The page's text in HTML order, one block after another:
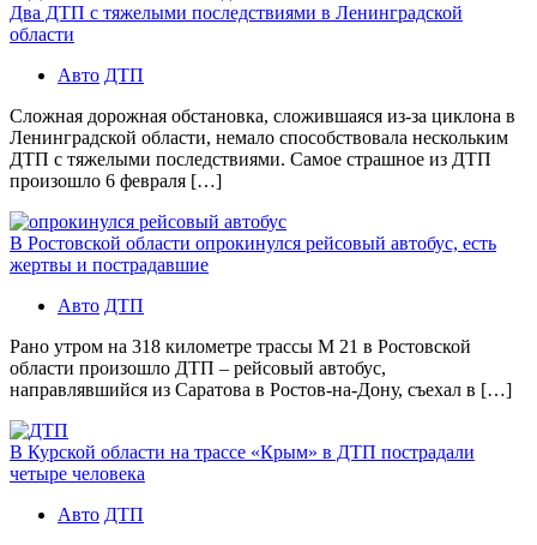
Два ДТП с тяжелыми последствиями в Ленинградской
области
Авто ДТП
Сложная дорожная обстановка, сложившаяся из-за циклона в
Ленинградской области, немало способствовала нескольким
ДТП с тяжелыми последствиями. Самое страшное из ДТП
произошло 6 февраля […]
В Ростовской области опрокинулся рейсовый автобус, есть
жертвы и пострадавшие
Авто ДТП
Рано утром на 318 километре трассы М 21 в Ростовской
области произошло ДТП – рейсовый автобус,
направлявшийся из Саратова в Ростов-на-Дону, съехал в […]
В Курской области на трассе «Крым» в ДТП пострадали
четыре человека
Авто ДТП